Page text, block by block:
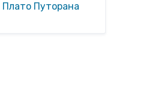
Плато Путорана